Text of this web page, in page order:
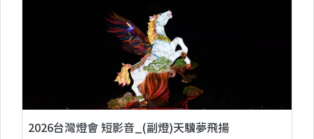
2026台灣燈會 短影音_(副燈)天驥夢飛揚